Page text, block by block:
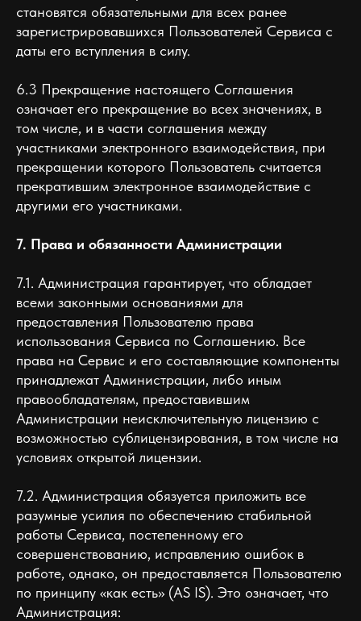
становятся обязательными для всех ранее
зарегистрировавшихся Пользователей Сервиса с
даты его вступления в силу.
6.3 Прекращение настоящего Соглашения
означает его прекращение во всех значениях, в
том числе, и в части соглашения между
участниками электронного взаимодействия, при
прекращении которого Пользователь считается
прекратившим электронное взаимодействие с
другими его участниками.
7. Права и обязанности Администрации
7.1. Администрация гарантирует, что обладает
всеми законными основаниями для
предоставления Пользователю права
использования Сервиса по Соглашению. Все
права на Сервис и его составляющие компоненты
принадлежат Администрации, либо иным
правообладателям, предоставившим
Администрации неисключительную лицензию с
возможностью сублицензирования, в том числе на
условиях открытой лицензии.
7.2. Администрация обязуется приложить все
разумные усилия по обеспечению стабильной
работы Сервиса, постепенному его
совершенствованию, исправлению ошибок в
работе, однако, он предоставляется Пользователю
по принципу «как есть» (AS IS). Это означает, что
Администрация: